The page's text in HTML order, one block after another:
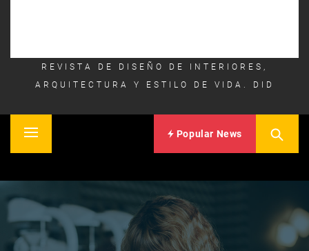
REVISTA DE DISEÑO DE INTERIORES,
ARQUITECTURA Y ESTILO DE VIDA. DID
Primary
Popular News